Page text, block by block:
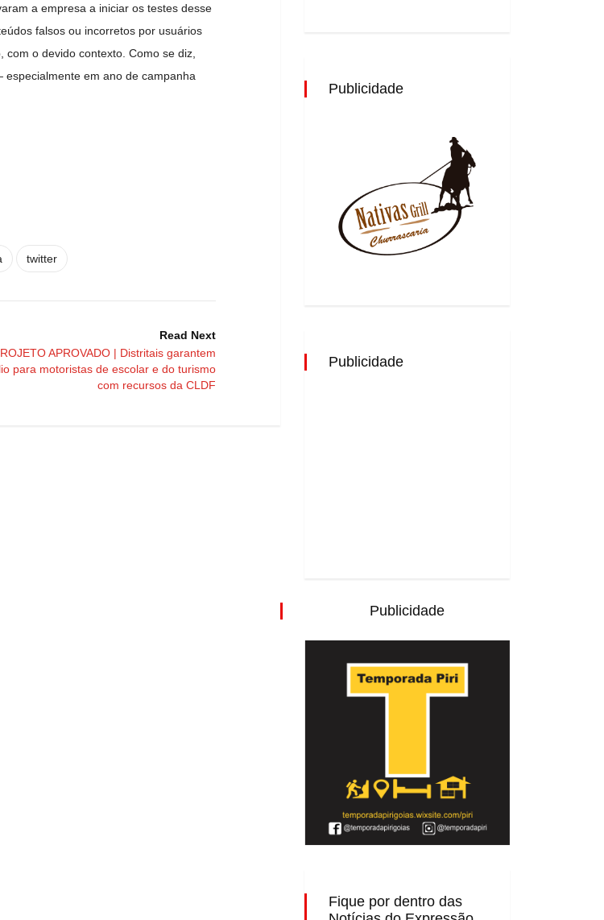
a empresa a iniciar os testes desse
falsos ou incorretos por usuários
o devido contexto. Como se diz,
em ano de campanha
twitter
Read Next
APROVADO | Distritais garantem
para motoristas de escolar e do turismo
com recursos da CLDF
Publicidade
Publicidade
Publicidade
Fique por dentro das